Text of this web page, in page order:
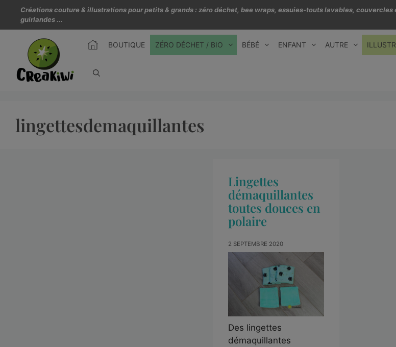
Créations couture & illustrations pour petits & grands : zéro déchet, bee wraps, essuies-touts lavables,
guirlandes ...
BOUTIQUE ZÉRO DÉCHET / BIO BÉBÉ ENFANT AUTRE
lingettesdemaquillantes
Lingettes
démaquillantes
toutes douces en
polaire
2 SEPTEMBRE 2020
Des lingettes
démaquillantes